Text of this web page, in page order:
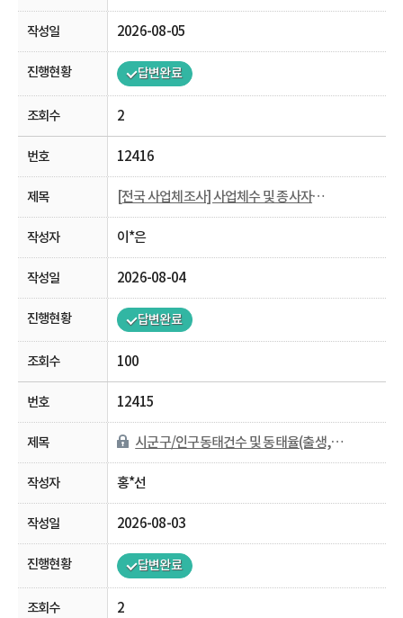
2026-08-05
답변완료
2
12416
[전국 사업체조사] 사업체수 및 종사자수 관련 문의
이*은
2026-08-04
답변완료
100
12415
시군구/인구동태건수 및 동태율(출생,사망,혼인,이혼) 자료 문의
홍*선
2026-08-03
답변완료
2